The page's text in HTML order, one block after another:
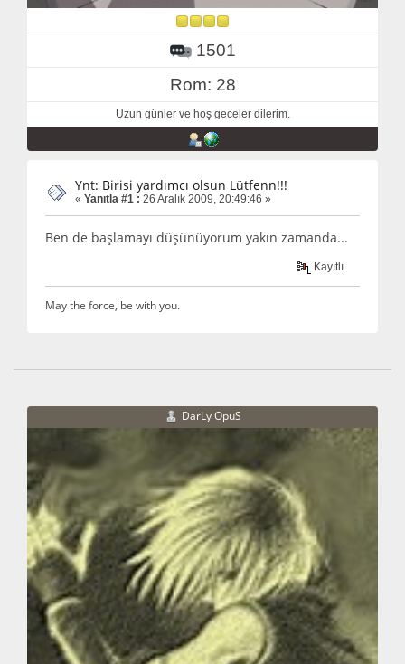
1501
Rom: 28
Uzun günler ve hoş geceler dilerim.
Ynt: Birisi yardımcı olsun Lütfenn!!!
« Yanıtla #1 : 26 Aralık 2009, 20:49:46 »
Ben de başlamayı düşünüyorum yakın zamanda...
Kayıtlı
May the force, be with you.
DarLy OpuS